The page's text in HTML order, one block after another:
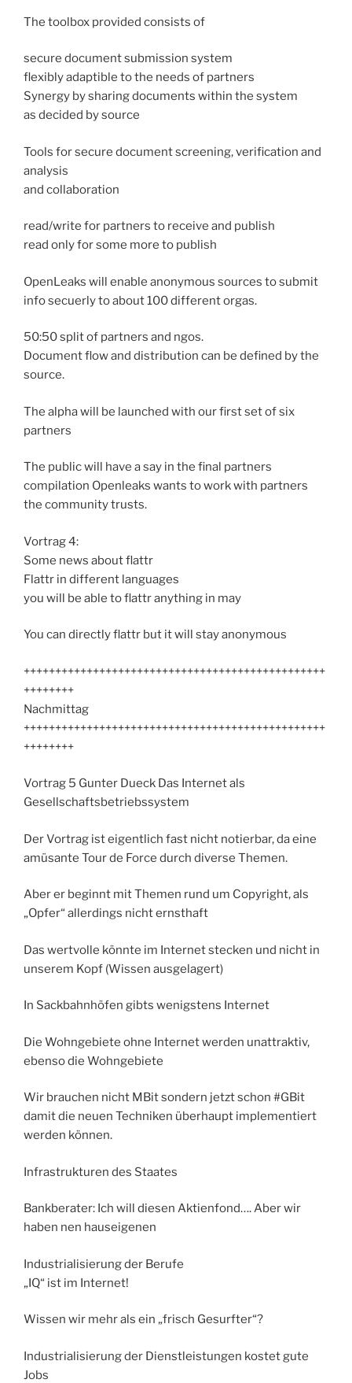
The toolbox provided consists of
secure document submission system
flexibly adaptible to the needs of partners
Synergy by sharing documents within the system
as decided by source
Tools for secure document screening, verification and
analysis
and collaboration
read/write for partners to receive and publish
read only for some more to publish
OpenLeaks will enable anonymous sources to submit
info secuerly to about 100 different orgas.
50:50 split of partners and ngos.
Document flow and distribution can be defined by the
source.
The alpha will be launched with our first set of six
partners
The public will have a say in the final partners
compilation Openleaks wants to work with partners
the community trusts.
Vortrag 4:
Some news about flattr
Flattr in different languages
you will be able to flattr anything in may
You can directly flattr but it will stay anonymous
++++++++++++++++++++++++++++++++++++++++++++++++
++++++++
Nachmittag
++++++++++++++++++++++++++++++++++++++++++++++++
++++++++
Vortrag 5 Gunter Dueck Das Internet als
Gesellschaftsbetriebssystem
Der Vortrag ist eigentlich fast nicht notierbar, da eine
amüsante Tour de Force durch diverse Themen.
Aber er beginnt mit Themen rund um Copyright, als
„Opfer“ allerdings nicht ernsthaft
Das wertvolle könnte im Internet stecken und nicht in
unserem Kopf (Wissen ausgelagert)
In Sackbahnhöfen gibts wenigstens Internet
Die Wohngebiete ohne Internet werden unattraktiv,
ebenso die Wohngebiete
Wir brauchen nicht MBit sondern jetzt schon #GBit
damit die neuen Techniken überhaupt implementiert
werden können.
Infrastrukturen des Staates
Bankberater: Ich will diesen Aktienfond…. Aber wir
haben nen hauseigenen
Industrialisierung der Berufe
„IQ“ ist im Internet!
Wissen wir mehr als ein „frisch Gesurfter“?
Industrialisierung der Dienstleistungen kostet gute
Jobs